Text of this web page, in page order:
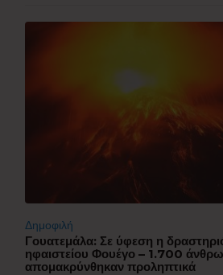
Δημοφιλή
Γουατεμάλα: Σε ύφεση η
ηφαιστείου Φουέγο – 1.700
απομακρύνθηκαν προληπτικά